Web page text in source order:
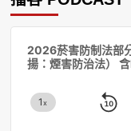
2026菸害防制法部
揚：煙害防治法）
Change
1x